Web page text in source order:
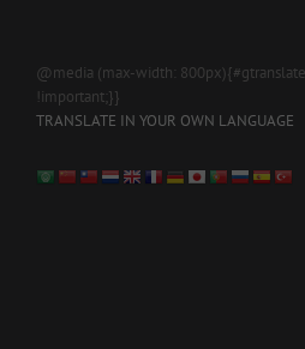
@media (max-width:
!important;}}
TRANSLATE IN YOUR OWN LANGUAGE